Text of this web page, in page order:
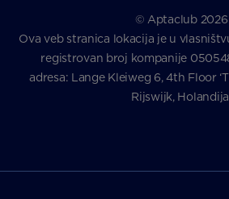
© Aptaclub 2026
Ova veb stranica lokacija je u
registrovan broj kompanije
adresa: Lange Kleiweg 6, 4th Floor
Rijswijk,